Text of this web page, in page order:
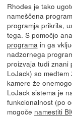
Rhodes je tako
nameščena
programja prikrila,
tega. S pomočjo
programa in ga
nadzornega
proizvaja tudi znani
LoJack) so
kamere že
LoJack sistema je
funkcionalnost (po
mogoče namestiti